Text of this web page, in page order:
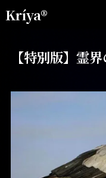
Kríya®
【特別版】霊